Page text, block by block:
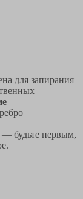
для запирания
— будьте первым,